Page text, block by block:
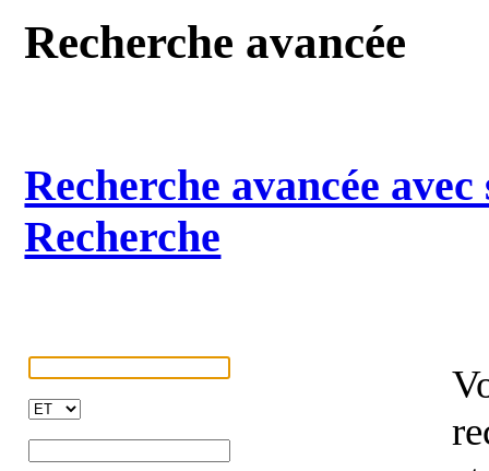
Recherche avancée
Recherche avancée
Recherche